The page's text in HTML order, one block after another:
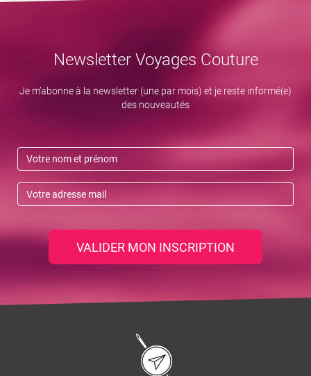
Newsletter Voyages Couture
Je m’abonne à la newsletter (une par mois) et je reste informé(e)
des nouveautés
VALIDER MON INSCRIPTION